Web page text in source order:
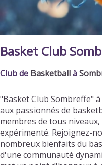
Basket Club
Club de Basketballà
"Basket Club Sombreffe"
aux passionnés de
membres de tous
expérimenté. Rejoignez-
nombreux bienfaits du
d'une communauté